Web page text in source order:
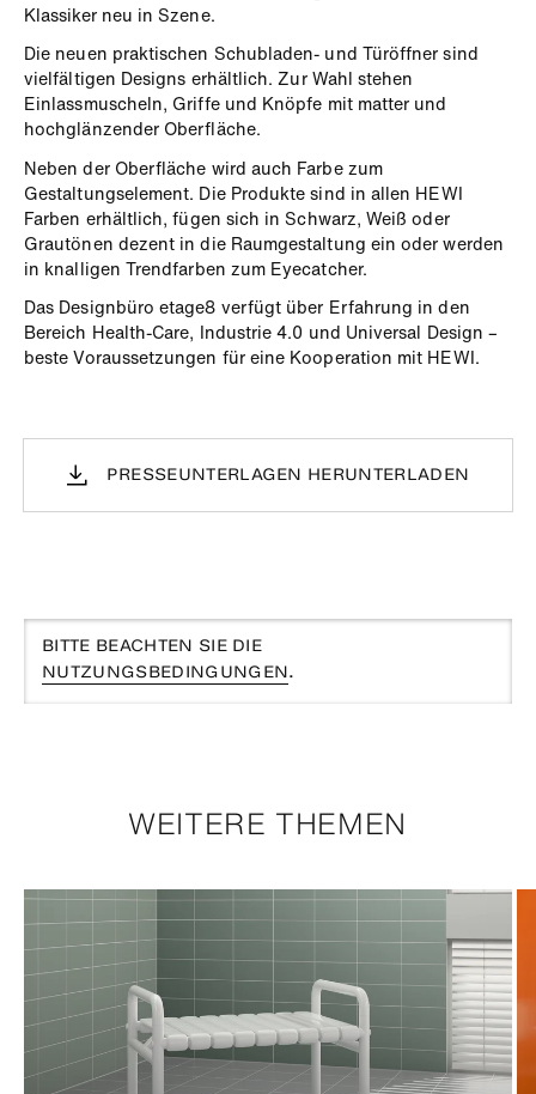
Klassiker neu in Szene.
Die neuen praktischen Schubladen- und Türöffner sind
vielfältigen Designs erhältlich. Zur Wahl stehen
Einlassmuscheln, Griffe und Knöpfe mit matter und
hochglänzender Oberfläche.
Neben der Oberfläche wird auch Farbe zum
Gestaltungselement. Die Produkte sind in allen HEWI
Farben erhältlich, fügen sich in Schwarz, Weiß oder
Grautönen dezent in die Raumgestaltung ein oder werden
in knalligen Trendfarben zum Eyecatcher.
Das Designbüro etage8 verfügt über Erfahrung in den
Bereich Health-Care, Industrie 4.0 und Universal Design –
beste Voraussetzungen für eine Kooperation mit HEWI.
PRESSEUNTERLAGEN HERUNTERLADEN
BITTE BEACHTEN SIE DIE
NUTZUNGSBEDINGUNGEN.
WEITERE THEMEN